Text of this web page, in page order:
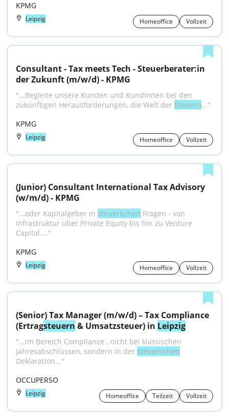
KPMG
Leipzig Homeoffice Vollzeit
Consultant - Tax meets Tech - Steuerberater:in
der Zukunft (m/w/d) - KPMG
"...Begleite unsere Kunden und Kundinnen bei den
zukünftigen Herausforderungen, die Welt der Steuern..."
KPMG
Leipzig Homeoffice Vollzeit
(Junior) Consultant International Tax Advisory
(w/m/d) - KPMG
"...oder Kapitalgeber in steuerlichen Fragen - von
Infrastruktur über Private Equity bis hin zu Venture
Capital...."
KPMG
Leipzig Homeoffice Vollzeit
(Senior) Tax Manager (m/w/d) – Tax Compliance
(Ertragsteuern & Umsatzsteuer) in Leipzig
"...im Bereich Compliance , nicht bei klassischen
Jahresabschlüssen, sondern in der steuerlichen
Deklaration..."
OCCUPERSO
Leipzig Homeoffice Teilzeit Vollzeit